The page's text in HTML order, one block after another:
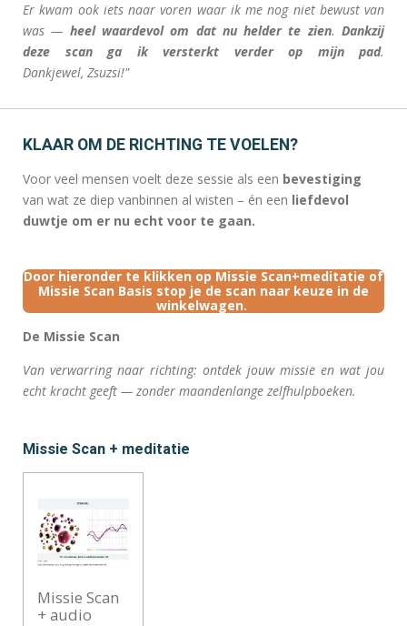
Er kwam ook iets naar voren waar ik me nog niet bewust van
was — heel waardevol om dat nu helder te zien.Dankzij
deze scan ga ik versterkt verder op mijn pad.
Dankjewel, Zsuzsi!"
KLAAR OM DE RICHTING TE VOELEN?
Voor veel mensen voelt deze sessie als een bevestiging
van wat ze diep vanbinnen al wisten – én een liefdevol
duwtje om er nu echt voor te gaan.
Door hieronder te klikken op Missie Scan+meditatie of
Missie Scan Basis stop je de scan naar keuze in de
winkelwagen.
De Missie Scan
Van verwarring naar richting: ontdek jouw missie en wat jou
echt kracht geeft — zonder maandenlange zelfhulpboeken.
Missie Scan + meditatie
Missie Scan
+ audio